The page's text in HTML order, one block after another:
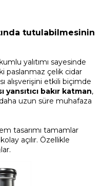
tutulabilmesinin
yalıtımı sayesinde
paslanmaz çelik cidar
alışverişini etkili biçimde
yansıtıcı bakır katman,
uzun süre muhafaza
tasarımı tamamlar
açılır. Özellikle